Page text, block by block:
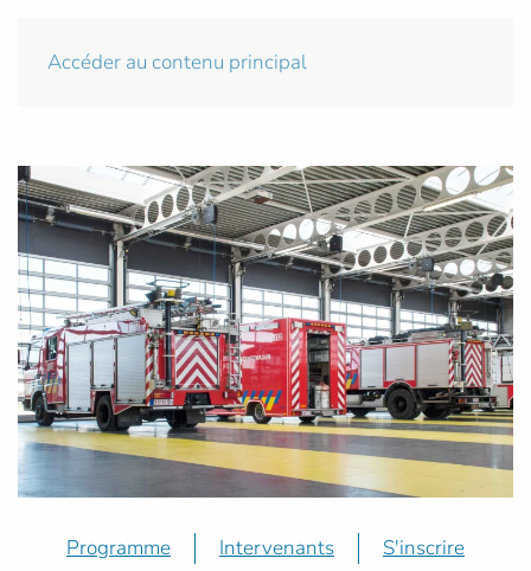
Accéder au contenu principal
Programme Intervenants
S'inscrire